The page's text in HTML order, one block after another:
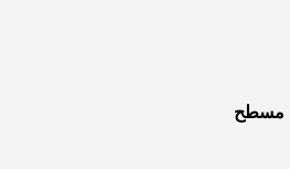
مسطح